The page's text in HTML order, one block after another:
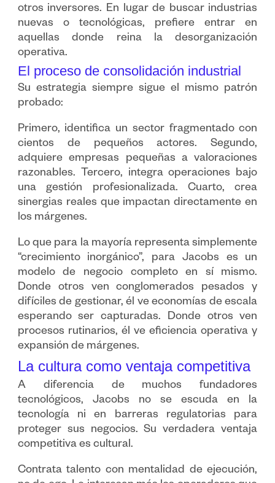
otros inversores. En lugar de buscar industrias
nuevas o tecnológicas, prefiere entrar en
aquellas donde reina la desorganización
operativa.
El proceso de consolidación industrial
Su estrategia siempre sigue el mismo patrón
probado:
Primero, identifica un sector fragmentado con
cientos de pequeños actores. Segundo,
adquiere empresas pequeñas a valoraciones
razonables. Tercero, integra operaciones bajo
una gestión profesionalizada. Cuarto, crea
sinergias reales que impactan directamente en
los márgenes.
Lo que para la mayoría representa simplemente
“crecimiento inorgánico”, para Jacobs es un
modelo de negocio completo en sí mismo.
Donde otros ven conglomerados pesados y
difíciles de gestionar, él ve economías de escala
esperando ser capturadas. Donde otros ven
procesos rutinarios, él ve eficiencia operativa y
expansión de márgenes.
La cultura como ventaja competitiva
A diferencia de muchos fundadores
tecnológicos, Jacobs no se escuda en la
tecnología ni en barreras regulatorias para
proteger sus negocios. Su verdadera ventaja
competitiva es cultural.
Contrata talento con mentalidad de ejecución,